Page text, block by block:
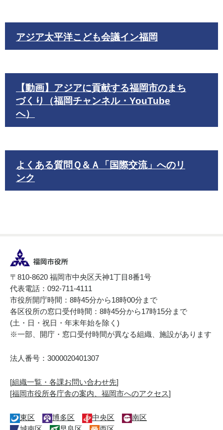
アジア太平洋こども会議イン福岡
【動画】アジアに貢献する福岡市のまち
づくり（福岡チャンネル・YouTube
へ）
よくある質問Ｑ＆Ａ「国際交流」へのリ
ンク
〒810-8620 福岡市中央区天神1丁目8番1号
代表電話：092-711-4111
市役所開庁時間：8時45分から18時00分まで
各区役所の窓口受付時間：8時45分から17時15分まで
(土・日・祝日・年末年始を除く)
※一部、開庁・窓口受付時間が異なる組織、施設があります
法人番号：3000020401307
[組織一覧・各課お問い合わせ先]
[福岡市役所各庁舎の案内、福岡市へのアクセス]
東区 博多区 中央区
南区